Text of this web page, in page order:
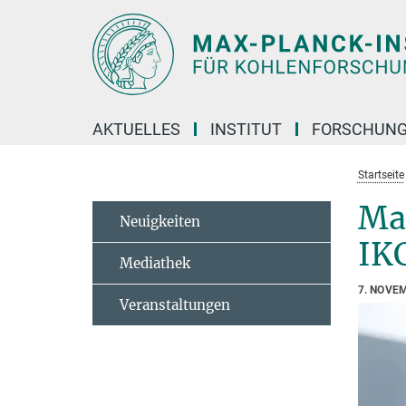
AKTUELLES INSTITUT
Startseite
7.
Neuigkeiten
Mediathek
Veranstaltungen